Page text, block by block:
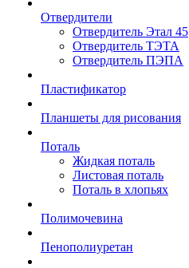
Отвердители
Отвердитель Этал 45
Отвердитель ТЭТА
Отвердитель ПЭПА
Пластификатор
Планшеты для рисования
Поталь
Жидкая поталь
Листовая поталь
Поталь в хлопьях
Полимочевина
Пенополиуретан